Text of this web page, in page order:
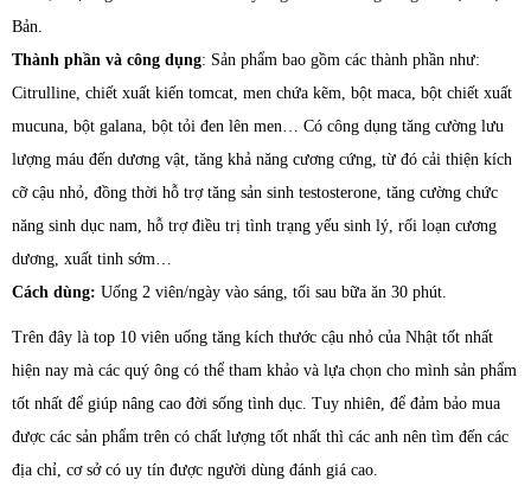
Bản.
Thành phần và công dụng: Sản phẩm bao gồm các thành phần như:
Citrulline, chiết xuất kiến ​​tomcat, men chứa kẽm, bột maca, bột chiết xuất
mucuna, bột galana, bột tỏi đen lên men… Có công dụng tăng cường lưu
lượng máu đến dương vật, tăng khả năng cương cứng, từ đó cải thiện kích
cỡ cậu nhỏ, đồng thời hỗ trợ tăng sản sinh testosterone, tăng cường chức
năng sinh dục nam, hỗ trợ điều trị tình trạng yếu sinh lý, rối loạn cương
dương, xuất tinh sớm…
Cách dùng: Uống 2 viên/ngày vào sáng, tối sau bữa ăn 30 phút.
Trên đây là top 10 viên uống tăng kích thước cậu nhỏ của Nhật tốt nhất
hiện nay mà các quý ông có thể tham khảo và lựa chọn cho mình sản phẩm
tốt nhất để giúp nâng cao đời sống tình dục. Tuy nhiên, để đảm bảo mua
được các sản phẩm trên có chất lượng tốt nhất thì các anh nên tìm đến các
địa chỉ, cơ sở có uy tín được người dùng đánh giá cao.